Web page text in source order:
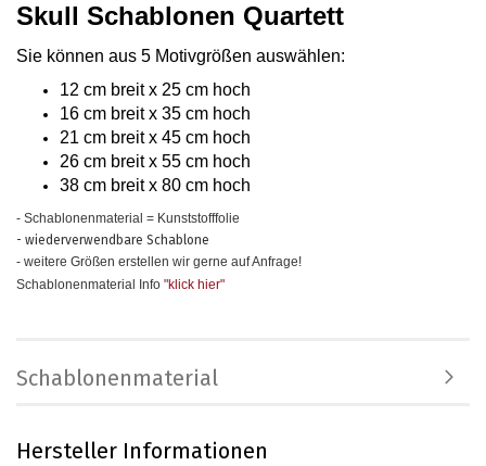
Skull Schablonen Quartett
Sie können aus 5 Motivgrößen auswählen:
12 cm breit x 25 cm hoch
16 cm breit x 35 cm hoch
21 cm breit x 45 cm hoch
26 cm breit x 55 cm hoch
38 cm breit x 80 cm hoch
- Schablonenmaterial = Kunststofffolie
- wiederverwendbare Schablone
- weitere Größen erstellen wir gerne auf Anfrage!
Schablonenmaterial Info "klick hier"
Schablonenmaterial
Hersteller Informationen